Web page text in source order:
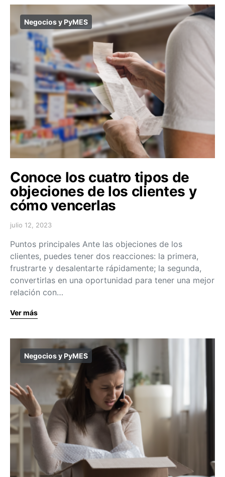
Negocios y PyMES
Conoce los cuatro tipos de
objeciones de los clientes y
cómo vencerlas
julio 12, 2023
Puntos principales Ante las objeciones de los
clientes, puedes tener dos reacciones: la primera,
frustrarte y desalentarte rápidamente; la segunda,
convertirlas en una oportunidad para tener una mejor
relación con…
Ver más
Negocios y PyMES